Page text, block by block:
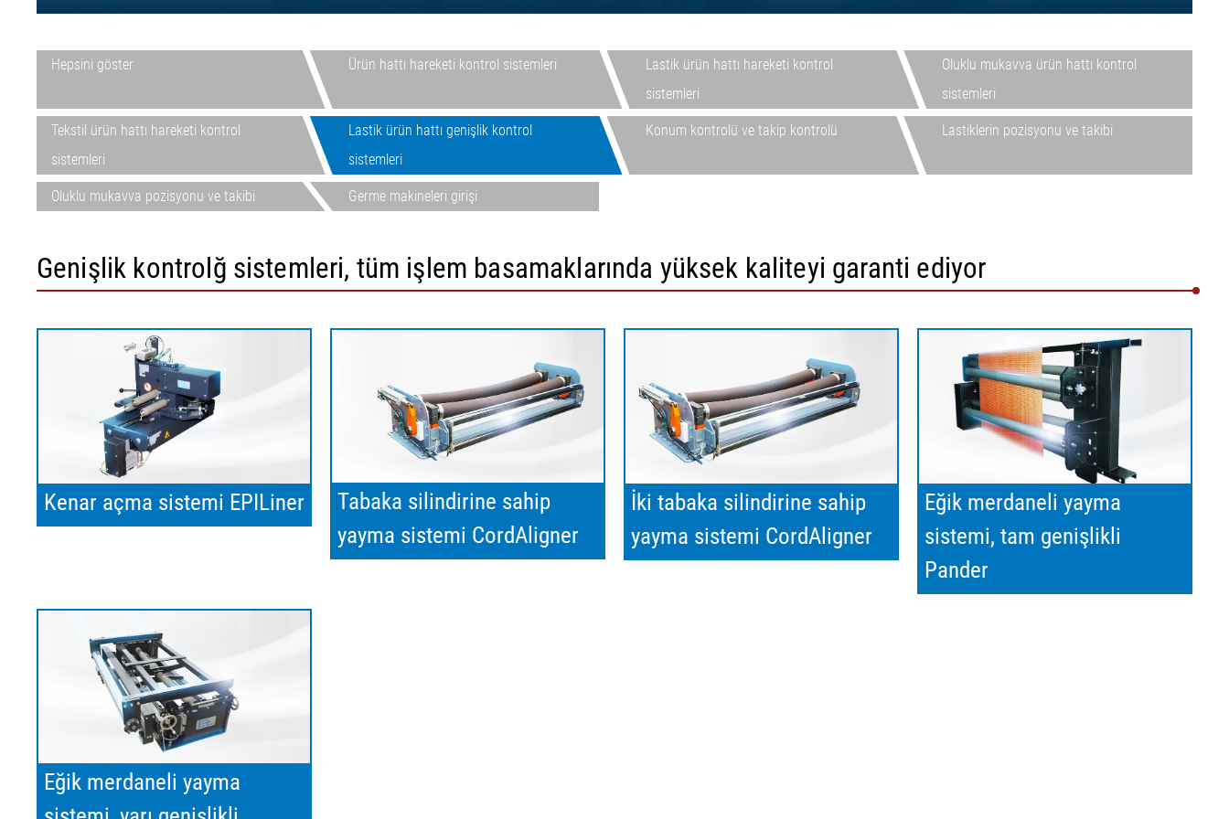
Kağıt için keçe ve elek gerilimi
Hepsini göster
ELMETA
ELSIS Yüzey Kontrolü,
Folyo/Kağıt
•
Hepsini göster
Oluklu mukavva ürün hattı
ELTIM Inline Yüzey Ağırlığı ve
Kalınlık Ölçüm Sistemi
•
Hepsini göster
Hepsini göster Ürün hattı hareketi kontrol sistemleri
Lastik ürün hattı hareketi kontrol
sistemleri
Oluklu mukavva ürün hattı kontrol
sistemleri
Tekstil ürün hattı hareketi kontrol
sistemleri
Lastik ürün hattı genişlik kontrol
sistemleri
Konum kontrolü ve takip kontrolü Lastiklerin pozisyonu ve takibi
Oluklu mukavva pozisyonu ve takibi Germe makineleri girişi
Genişlik kontrolğ sistemleri, tüm işlem basamaklarında yüksek kaliteyi garanti ediyor
Kenar açma sistemi EPILiner
Tabaka silindirine sahip
yayma sistemi CordAligner
İki tabaka silindirine sahip
yayma sistemi CordAligner
Eğik merdaneli yayma
sistemi, tam genişlikli
Pander
Eğik merdaneli yayma